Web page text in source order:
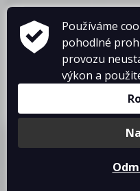
Košík je
O
Používáme
pohodlné
provozu
výkon a